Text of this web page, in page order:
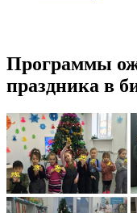
Программы
праздника в